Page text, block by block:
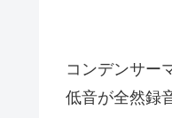
コンデンサー
低音が全然録